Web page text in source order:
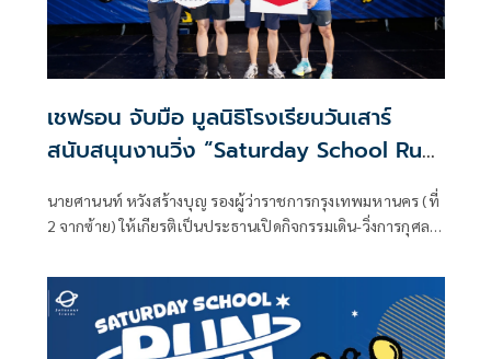
เชฟรอน จับมือ มูลนิธิโรงเรียนวันเสาร์
สนับสนุนงานวิ่ง “Saturday School Run
2025” ระดมพลังสร้างสังคมแห่งการเรียน
รู้เพื่อเยาวชนไทย
นายศานนท์ หวังสร้างบุญ รองผู้ว่าราชการกรุงเทพมหานคร (ที่
2 จากซ้าย) ให้เกียรติเป็นประธานเปิดกิจกรรมเดิน-วิ่งการกุศล